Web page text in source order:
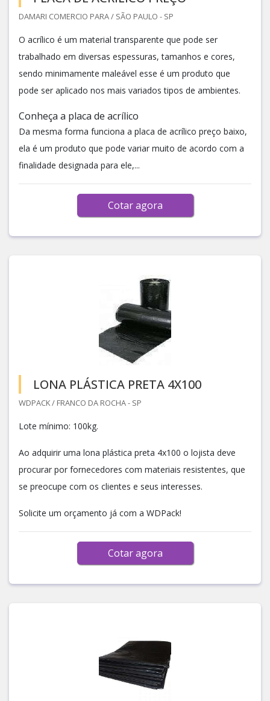
DAMARI COMERCIO PARA / SÃO PAULO - SP
O acrílico é um material transparente que pode ser
trabalhado em diversas espessuras, tamanhos e cores,
sendo minimamente maleável esse é um produto que
pode ser aplicado nos mais variados tipos de ambientes.
Conheça a placa de acrílico
Da mesma forma funciona a placa de acrílico preço baixo,
ela é um produto que pode variar muito de acordo com a
finalidade designada para ele,...
Cotar agora
LONA PLÁSTICA PRETA 4X100
WDPACK / FRANCO DA ROCHA - SP
Lote mínimo: 100kg.
Ao adquirir uma lona plástica preta 4x100 o lojista deve
procurar por fornecedores com materiais resistentes, que
se preocupe com os clientes e seus interesses.
Solicite um orçamento já com a WDPack!
Cotar agora